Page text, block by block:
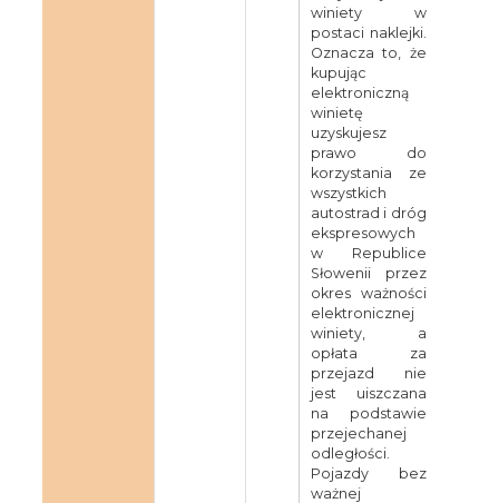
winiety w
postaci naklejki.
Oznacza to, że
kupując
elektroniczną
winietę
uzyskujesz
prawo do
korzystania ze
wszystkich
autostrad i dróg
ekspresowych
w Republice
Słowenii przez
okres ważności
elektronicznej
winiety, a
opłata za
przejazd nie
jest uiszczana
na podstawie
przejechanej
odległości.
Pojazdy bez
ważnej